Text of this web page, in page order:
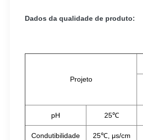
Dados da qualidade de produto:
Projeto
pH 25℃
Condutibilidade 25℃, μs/cm